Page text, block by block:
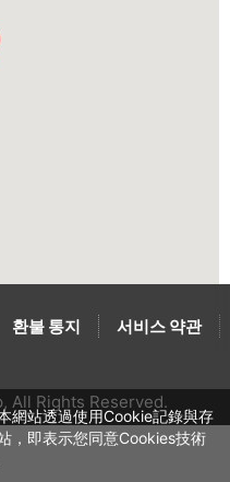
환불 통지 서비스 약관
All Rights Reserved.
網站透過使用Cookie記錄與存
，即表示您同意Cookies技術